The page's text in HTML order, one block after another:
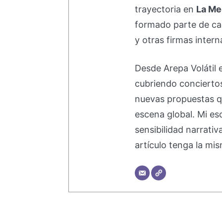
trayectoria en La
formado parte de
y otras firmas
Desde Arepa Volátil
cubriendo
nuevas propuestas
escena global. Mi
sensibilidad
artículo tenga la